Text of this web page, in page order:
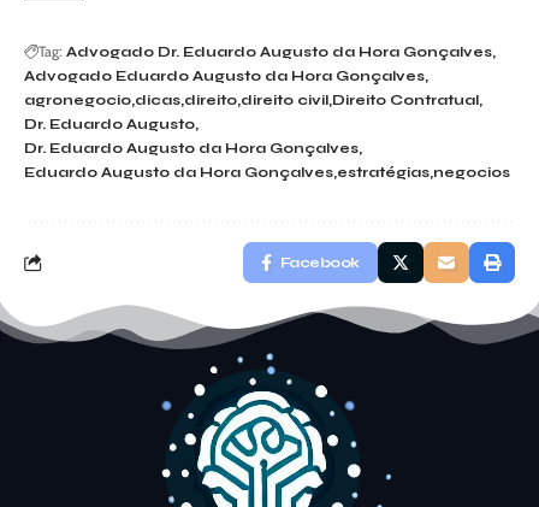
Tag: Advogado Dr. Eduardo Augusto da Hora Gonçalves
Advogado Eduardo Augusto da Hora Gonçalves
agronegocio dicas direito direito civil Direito Contratual
Dr. Eduardo Augusto
Dr. Eduardo Augusto da Hora Gonçalves
Eduardo Augusto da Hora Gonçalves estratégias negocios
Facebook